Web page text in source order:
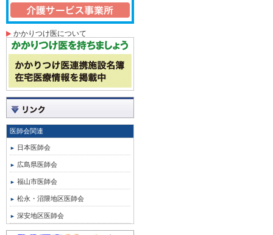
かかりつけ医について
医師会関連
日本医師会
広島県医師会
福山市医師会
松永・沼隈地区医師会
深安地区医師会